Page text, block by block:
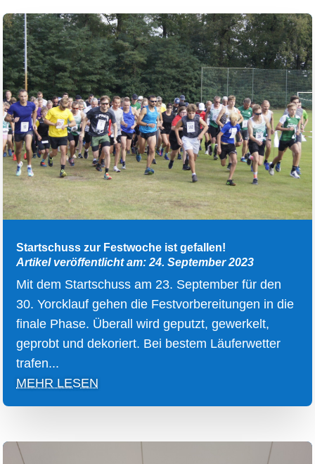
Startschuss zur Festwoche ist gefallen!
Artikel veröffentlicht am: 24. September 2023
Mit dem Startschuss am 23. September für den
30. Yorcklauf gehen die Festvorbereitungen in die
finale Phase. Überall wird geputzt, gewerkelt,
geprobt und dekoriert. Bei bestem Läuferwetter
trafen...
MEHR LESEN